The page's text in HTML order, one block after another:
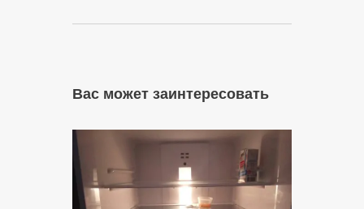
Вас может заинтересовать